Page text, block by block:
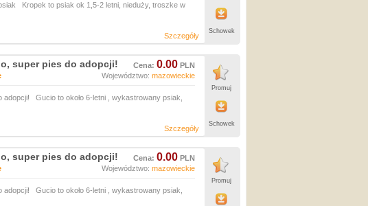
Kropek to psiak ok 1,5-2 letni, nieduży, troszke w
Szczegóły
Schowek
super pies do adopcji! Cena: 0.00 PLN
Województwo: mazowieckie
Gucio to około 6-letni , wykastrowany psiak,
Szczegóły
Promuj
Schowek
super pies do adopcji! Cena: 0.00 PLN
Województwo: mazowieckie
Gucio to około 6-letni , wykastrowany psiak,
Promuj